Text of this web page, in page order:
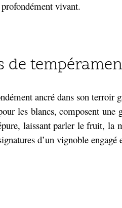
vivant.
de
ancré dans son
les blancs, composent
laissant parler le fruit, la
d’un vignoble